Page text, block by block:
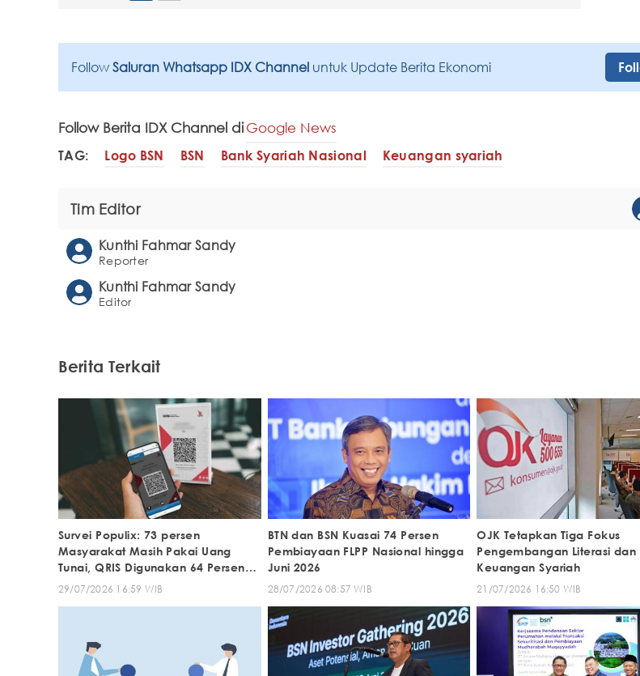
Follow Saluran Whatsapp IDX Channel untuk Update Berita Ekonomi
Follow Berita IDX Channel diGoogle News
TAG: Logo BSN BSN Bank Syariah Nasional Keuangan syariah
Tim Editor
Kunthi Fahmar Sandy
Reporter
Kunthi Fahmar Sandy
Editor
Berita Terkait
Survei Populix: 73 persen
Masyarakat Masih Pakai Uang
Tunai, QRIS Digunakan 64 Persen
saat Ramadan
29/07/2026 16:59 WIB
BTN dan BSN Kuasai 74 Persen
Pembiayaan FLPP Nasional hingga
Juni 2026
28/07/2026 08:57 WIB
OJK Tetapkan Tiga Fokus
Pengembangan Literasi dan
Keuangan Syariah
21/07/2026 16:50 WIB